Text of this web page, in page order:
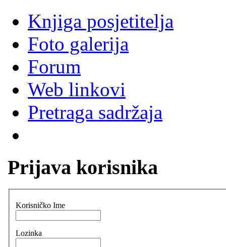
Knjiga posjetitelja
Foto galerija
Forum
Web linkovi
Pretraga sadržaja
Prijava korisnika
Korisničko Ime
Lozinka